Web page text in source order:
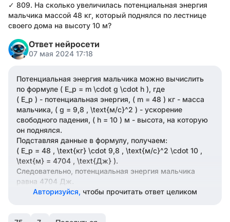
✓ 809. На сколько увеличилась потенциальная энергия
мальчика массой 48 кг, который поднялся по лестнице
своего дома на высоту 10 м?
Ответ нейросети
07 мая 2024 17:18
Потенциальная энергия мальчика можно вычислить
по формуле ( E_p = m \cdot g \cdot h ), где
( E_p ) - потенциальная энергия, ( m = 48 ) кг - масса
мальчика, ( g = 9,8 , \text{м/с}^2 ) - ускорение
свободного падения, ( h = 10 ) м - высота, на которую
он поднялся.
Подставляя данные в формулу, получаем:
( E_p = 48 , \text{кг} \cdot 9,8 , \text{м/с}^2 \cdot 10 ,
\text{м} = 4704 , \text{Дж} ).
Следовательно, потенциальная энергия мальчика
равна 4704 Дж.
Авторизуйся, чтобы прочитать ответ целиком